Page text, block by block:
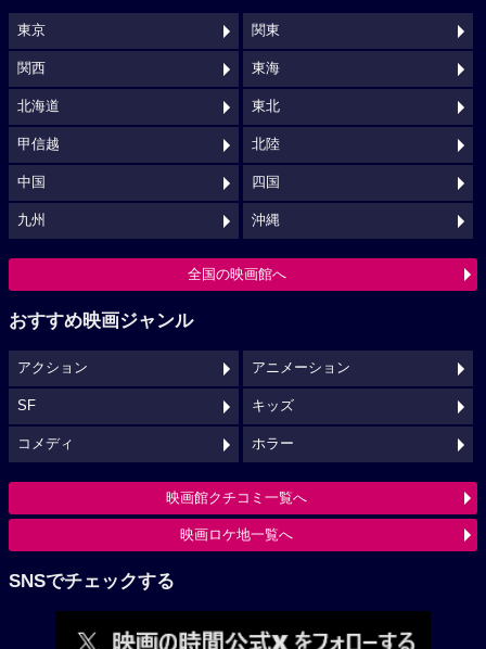
東京 関東
関西 東海
北海道 東北
甲信越 北陸
中国 四国
九州 沖縄
全国の映画館へ
おすすめ映画ジャンル
アクション アニメーション
SF キッズ
コメディ ホラー
映画館クチコミ一覧へ
映画ロケ地一覧へ
SNSでチェックする